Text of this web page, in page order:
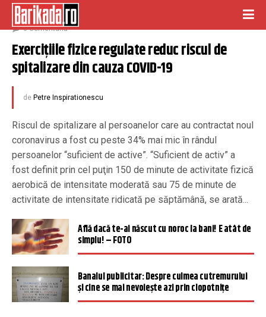
noiembrie 24, 2020
0 Comentariu
Exerciţiile fizice regulate reduc riscul de
spitalizare din cauza COVID-19
de Petre Inspirationescu
Riscul de spitalizare al persoanelor care au contractat noul
coronavirus a fost cu peste 34% mai mic în rândul
persoanelor “suficient de active”. “Suficient de activ” a
fost definit prin cel puţin 150 de minute de activitate fizică
aerobică de intensitate moderată sau 75 de minute de
activitate de intensitate ridicată pe săptămână, se arată...
Află dacă te-ai născut cu noroc la bani! E atât de
simplu! – FOTO
Banalul publicitar: Despre culmea cutremurului
și cine se mai nevoieşte azi prin clopotniţe